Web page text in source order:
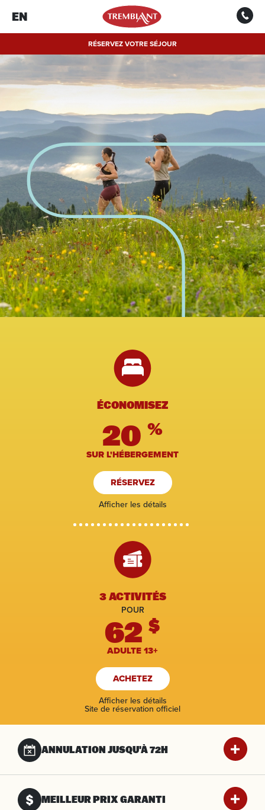
EN
RÉSERVEZ VOTRE SÉJOUR
ÉCONOMISEZ
20 %
SUR L'HÉBERGEMENT
RÉSERVEZ
Afficher les détails
3 ACTIVITÉS
POUR
62 $
ADULTE 13+
ACHETEZ
Afficher les détails
Site de réservation officiel
ANNULATION JUSQU'À 72H
MEILLEUR PRIX GARANTI